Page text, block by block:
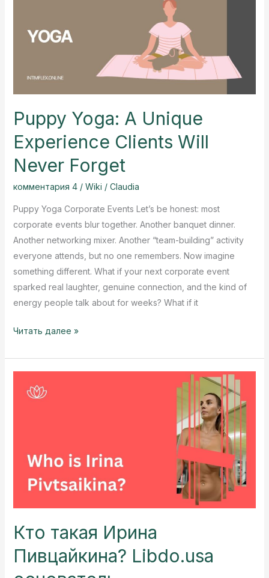
Puppy Yoga: A Unique
Experience Clients Will
Never Forget
комментария 4 / Wiki / Claudia
Puppy Yoga Corporate Events Let’s be honest: most
corporate events blur together. Another banquet dinner.
Another networking mixer. Another “team-building” activity
everyone attends, but no one remembers. Now imagine
something different. What if your next corporate event
sparked real laughter, genuine connection, and the kind of
energy people talk about for weeks? What if it
Puppy
A
Experience
Forget
Читать далее »
Кто такая Ирина
Пивцайкина? Libdo.usa